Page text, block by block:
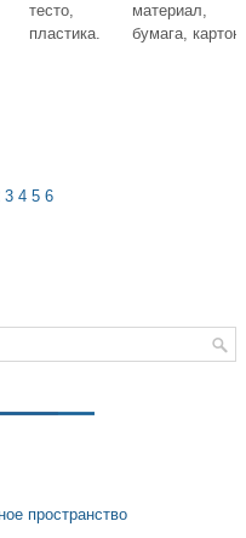
тесто,
пластика.
материал,
бумага, картон.
3 4 5 6
пространство